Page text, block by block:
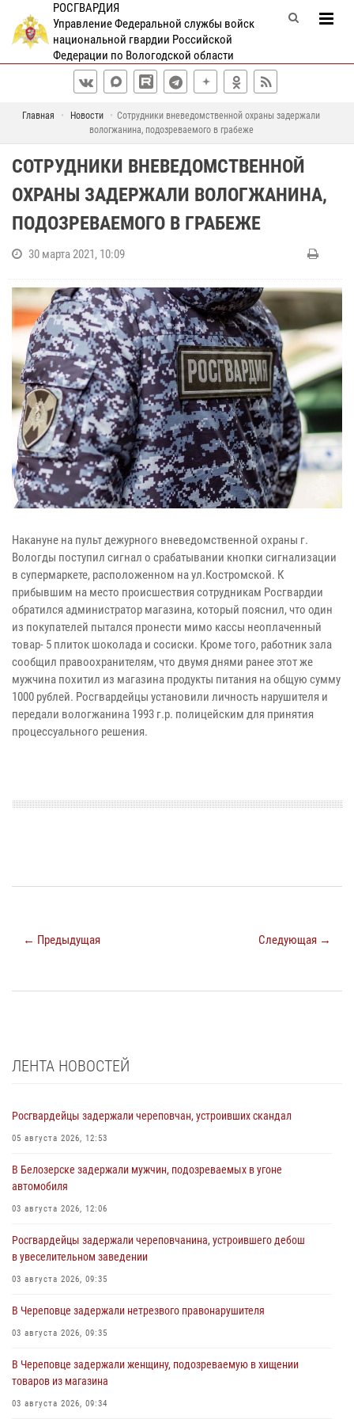
РОСГВАРДИЯ
Управление Федеральной службы войск
национальной гвардии Российской
Федерации по Вологодской области
Главная Новости
Cотрудники вневедомственной охраны задержали
вологжанина, подозреваемого в грабеже
CОТРУДНИКИ ВНЕВЕДОМСТВЕННОЙ
ОХРАНЫ ЗАДЕРЖАЛИ ВОЛОГЖАНИНА,
ПОДОЗРЕВАЕМОГО В ГРАБЕЖЕ
30 марта 2021, 10:09
Накануне на пульт дежурного вневедомственной охраны г.
Вологды поступил сигнал о срабатывании кнопки сигнализации
в супермаркете, расположенном на ул.Костромской. К
прибывшим на место происшествия сотрудникам Росгвардии
обратился администратор магазина, который пояснил, что один
из покупателей пытался пронести мимо кассы неоплаченный
товар- 5 плиток шоколада и сосиски. Кроме того, работник зала
сообщил правоохранителям, что двумя днями ранее этот же
мужчина похитил из магазина продукты питания на общую сумму
1000 рублей. Росгвардейцы установили личность нарушителя и
передали вологжанина 1993 г.р. полицейским для принятия
процессуального решения.
← Предыдущая Следующая →
ЛЕНТА НОВОСТЕЙ
Росгвардейцы задержали череповчан, устроивших скандал
05 августа 2026, 12:53
В Белозерске задержали мужчин, подозреваемых в угоне
автомобиля
03 августа 2026, 12:06
Росгвардейцы задержали череповчанина, устроившего дебош
в увеселительном заведении
03 августа 2026, 09:35
В Череповце задержали нетрезвого правонарушителя
03 августа 2026, 09:35
В Череповце задержали женщину, подозреваемую в хищении
товаров из магазина
03 августа 2026, 09:34